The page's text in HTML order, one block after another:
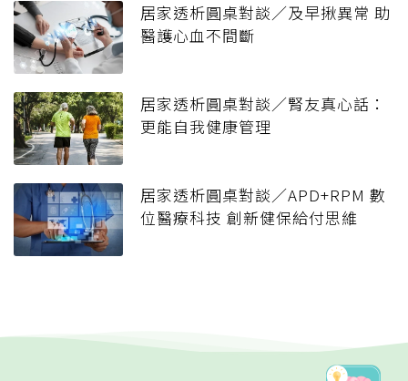
居家透析圓桌對談／及早揪異常 助
醫護心血不間斷
居家透析圓桌對談／腎友真心話：
更能自我健康管理
居家透析圓桌對談／APD+RPM 數
位醫療科技 創新健保給付思維